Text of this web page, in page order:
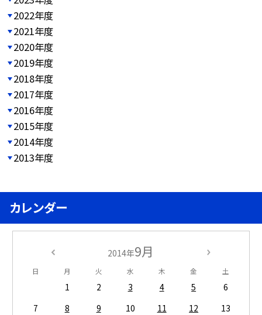
2022年度
2021年度
2020年度
2019年度
2018年度
2017年度
2016年度
2015年度
2014年度
2013年度
カレンダー
2014年9月
日 月 火 水 木 金 土
1 2 3 4 5
6
7
8 9 10 11 12
13